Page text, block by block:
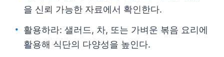
을 신뢰 가능한 자료에서 확인한다.
활용하라: 샐러드, 차, 또는 가벼운 볶음 요리에
활용해 식단의 다양성을 높인다.